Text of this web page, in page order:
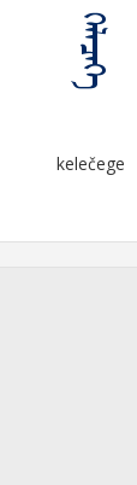
ᠬᠡᠯᠡᠴᠡᠭᠡ
kelečege